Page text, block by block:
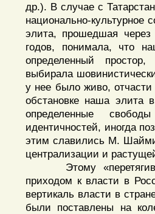
др.). В случае с
национально-культурное
элита, прошедшая
годов, понимала, что
определенный
выбирала
у нее было живо, отчасти
обстановке наша элита
определенные
идентичностей, иногда
этим славились М.
централизации и
Этому
приходом к власти в
вертикаль власти в
были поставлены на